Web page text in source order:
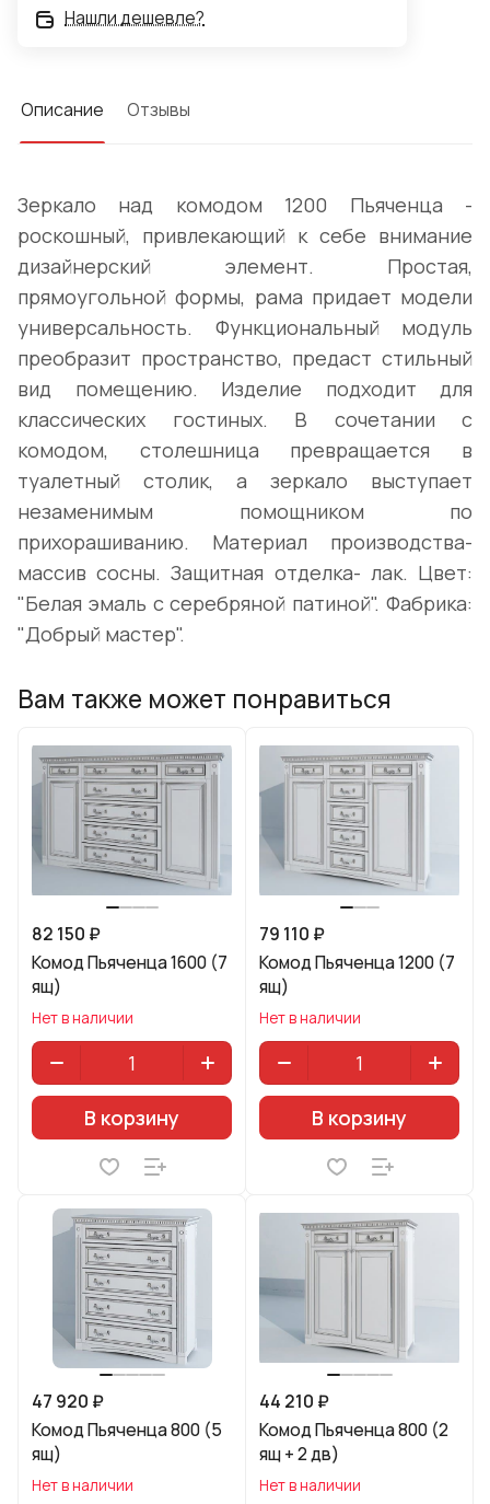
Нашли дешевле?
Описание Отзывы
Зеркало над комодом 1200 Пьяченца -
роскошный, привлекающий к себе внимание
дизайнерский элемент. Простая,
прямоугольной формы, рама придает модели
универсальность. Функциональный модуль
преобразит пространство, предаст стильный
вид помещению. Изделие подходит для
классических гостиных. В сочетании с
комодом, столешница превращается в
туалетный столик, а зеркало выступает
незаменимым помощником по
прихорашиванию. Материал производства-
массив сосны. Защитная отделка- лак. Цвет:
"Белая эмаль с серебряной патиной". Фабрика:
"Добрый мастер".
Вам также может понравиться
82 150 ₽
Комод Пьяченца 1600 (7
ящ)
Нет в наличии
В корзину
79 110 ₽
Комод Пьяченца 1200 (7
ящ)
Нет в наличии
В корзину
47 920 ₽
Комод Пьяченца 800 (5
ящ)
Нет в наличии
44 210 ₽
Комод Пьяченца 800 (2
ящ + 2 дв)
Нет в наличии